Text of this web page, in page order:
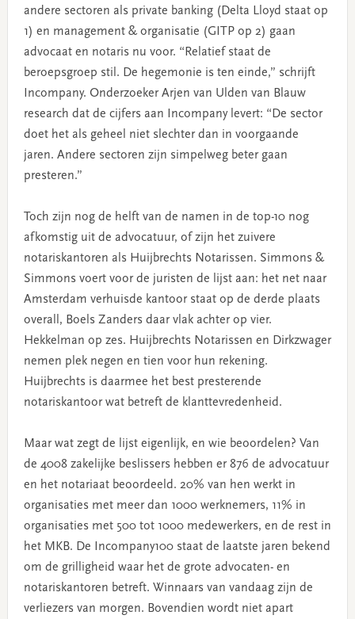
andere sectoren als private banking (Delta Lloyd staat op
1) en management & organisatie (GITP op 2) gaan
advocaat en notaris nu voor. “Relatief staat de
beroepsgroep stil. De hegemonie is ten einde,” schrijft
Incompany. Onderzoeker Arjen van Ulden van Blauw
research dat de cijfers aan Incompany levert: “De sector
doet het als geheel niet slechter dan in voorgaande
jaren. Andere sectoren zijn simpelweg beter gaan
presteren.”
Toch zijn nog de helft van de namen in de top-10 nog
afkomstig uit de advocatuur, of zijn het zuivere
notariskantoren als Huijbrechts Notarissen. Simmons &
Simmons voert voor de juristen de lijst aan: het net naar
Amsterdam verhuisde kantoor staat op de derde plaats
overall, Boels Zanders daar vlak achter op vier.
Hekkelman op zes. Huijbrechts Notarissen en Dirkzwager
nemen plek negen en tien voor hun rekening.
Huijbrechts is daarmee het best presterende
notariskantoor wat betreft de klanttevredenheid.
Maar wat zegt de lijst eigenlijk, en wie beoordelen? Van
de 4008 zakelijke beslissers hebben er 876 de advocatuur
en het notariaat beoordeeld. 20% van hen werkt in
organisaties met meer dan 1000 werknemers, 11% in
organisaties met 500 tot 1000 medewerkers, en de rest in
het MKB. De Incompany100 staat de laatste jaren bekend
om de grilligheid waar het de grote advocaten- en
notariskantoren betreft. Winnaars van vandaag zijn de
verliezers van morgen. Bovendien wordt niet apart